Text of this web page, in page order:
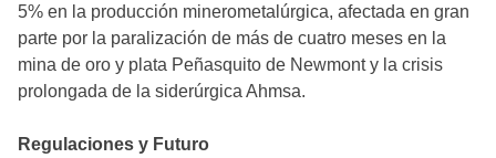
5% en la producción minerometalúrgica, afectada en gran
parte por la paralización de más de cuatro meses en la
mina de oro y plata Peñasquito de Newmont y la crisis
prolongada de la siderúrgica Ahmsa.
Regulaciones y Futuro